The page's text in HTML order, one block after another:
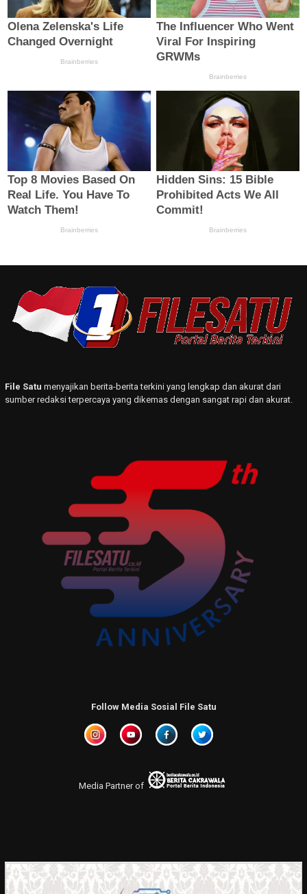
File Satu menyajikan berita-berita terkini yang lengkap dan akurat dari
sumber redaksi terpercaya yang dikemas dengan sangat rapi dan akurat.
Follow Media Sosial File Satu
Media Partner of